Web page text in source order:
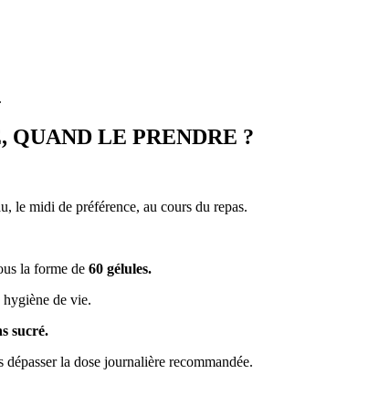
LE PRENDRE ?
le midi de préférence, au cours du repas.
la forme de 60 gélules.
hygiène de vie.
sucré.
la dose journalière recommandée.